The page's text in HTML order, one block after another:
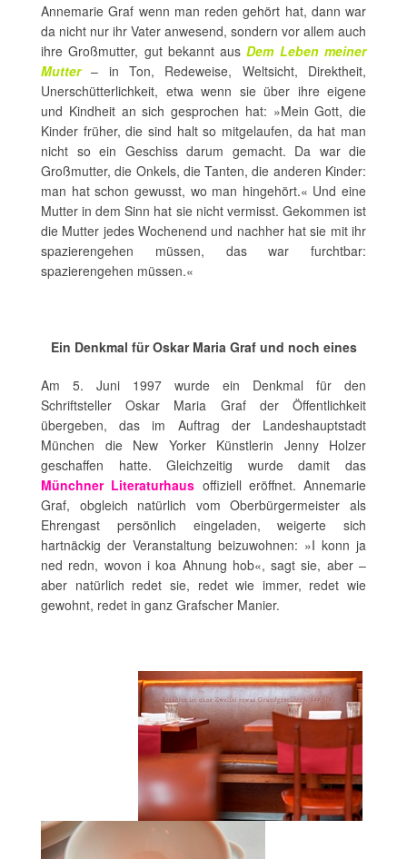
Annemarie Graf wenn man reden gehört hat, dann war
da nicht nur ihr Vater anwesend, sondern vor allem auch
ihre Großmutter, gut bekannt ausDem Leben meiner
Mutter – in Ton, Redeweise, Weltsicht, Direktheit,
Unerschütterlichkeit, etwa wenn sie über ihre eigene
und Kindheit an sich gesprochen hat: »Mein Gott, die
Kinder früher, die sind halt so mitgelaufen, da hat man
nicht so ein Geschiss darum gemacht. Da war die
Großmutter, die Onkels, die Tanten, die anderen Kinder:
man hat schon gewusst, wo man hingehört.« Und eine
Mutter in dem Sinn hat sie nicht vermisst. Gekommen ist
die Mutter jedes Wochenend und nachher hat sie mit ihr
spazierengehen müssen, das war furchtbar:
spazierengehen müssen.«
Ein Denkmal für Oskar Maria Graf und noch eines
Am 5. Juni 1997 wurde ein Denkmal für den
Schriftsteller Oskar Maria Graf der Öffentlichkeit
übergeben, das im Auftrag der Landeshauptstadt
München die New Yorker Künstlerin Jenny Holzer
geschaffen hatte. Gleichzeitig wurde damit das
Münchner Literaturhaus offiziell eröffnet. Annemarie
Graf, obgleich natürlich vom Oberbürgermeister als
Ehrengast persönlich eingeladen, weigerte sich
hartnäckig der Veranstaltung beizuwohnen: »I konn ja
ned redn, wovon i koa Ahnung hob«, sagt sie, aber –
aber natürlich redet sie, redet wie immer, redet wie
gewohnt, redet in ganz Grafscher Manier.